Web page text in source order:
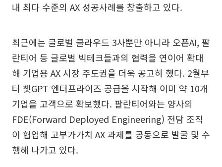
내 최다 수준의 AX 성공사례를 창출하고 있다.
최근에는 글로벌 클라우드 3사뿐만 아니라 오픈AI, 팔
란티어 등 글로벌 빅테크들과의 협력을 연이어 확대
해 기업용 AX 시장 주도권을 더욱 공고히 했다. 2월부
터 챗GPT 엔터프라이즈 공급을 시작해 이미 약 10개
기업을 고객으로 확보했다. 팔란티어와는 양사의
FDE(Forward Deployed Engineering) 전담 조직
이 협업해 고부가가치 AX 과제를 공동으로 발굴 및 수
행해 나가고 있다.